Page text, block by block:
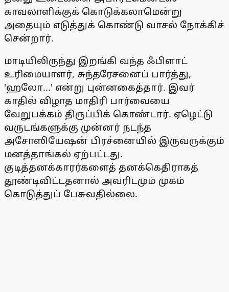
காவலாளிக்குக் கொடுக்கலாமென்று
அதையும் எடுத்துக் கொண்டு வாசல் நோக்கிச்
சென்றார்.
மாடியிலிருந்து இறங்கி வந்த ஃபிளாட்
உரிமையாளர், சுந்தரேசனைப் பார்த்து,
'ஹலோ...' என்று புன்னகைத்தார். இவர்
காதில் விழாத மாதிரி பார்வையை
வேறுபக்கம் திருப்பிக் கொண்டார். ஏழெட்டு
வருடங்களுக்கு முன்னர் நடந்த
அசோஸியேஷன் பிரச்னையில் இருவருக்கும்
மனத்தாங்கல் ஏற்பட்டது.
குடித்தனக்காரர்களைத் தனக்கெதிராகத்
தூண்டிவிட்டதனால் அவரிடமும் முகம்
கொடுத்துப் பேசுவதில்லை.